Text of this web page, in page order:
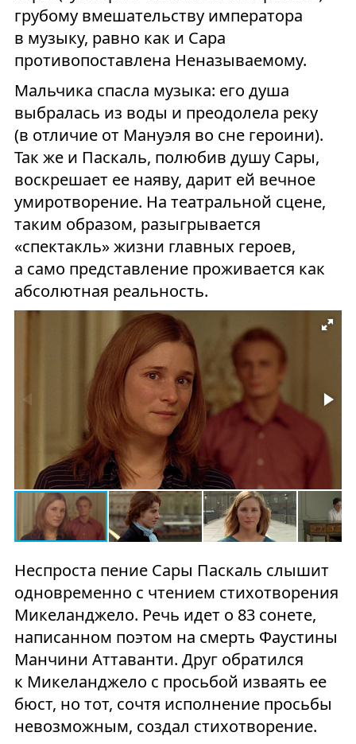
грубому вмешательству императора
в музыку, равно как и Сара
противопоставлена Неназываемому.
Мальчика спасла музыка: его душа
выбралась из воды и преодолела реку
(в отличие от Мануэля во сне героини).
Так же и Паскаль, полюбив душу Сары,
воскрешает ее наяву, дарит ей вечное
умиротворение. На театральной сцене,
таким образом, разыгрывается
«спектакль» жизни главных героев,
а само представление проживается как
абсолютная реальность.
Неспроста пение Сары Паскаль слышит
одновременно с чтением стихотворения
Микеланджело. Речь идет о 83 сонете,
написанном поэтом на смерть Фаустины
Манчини Аттаванти. Друг обратился
к Микеланджело с просьбой изваять ее
бюст, но тот, сочтя исполнение просьбы
невозможным, создал стихотворение.